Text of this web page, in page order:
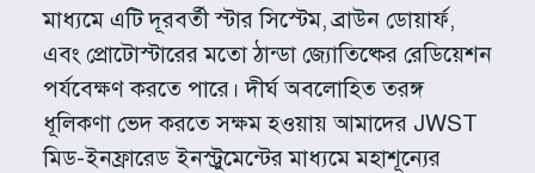
মাধ্যমে এটি দূরবর্তী স্টার সিস্টেম, ব্রাউন ডোয়ার্ফ,
এবং প্রোটোস্টারের মতো ঠান্ডা জ্যোতিষ্কের রেডিয়েশন
পর্যবেক্ষণ করতে পারে। দীর্ঘ অবলোহিত তরঙ্গ
ধূলিকণা ভেদ করতে সক্ষম হওয়ায় আমাদের JWST
মিড-ইনফ্রারেড ইনস্ট্রুমেন্টের মাধ্যমে মহাশূন্যের